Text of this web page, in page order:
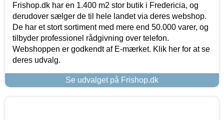
Frishop.dk har en 1.400 m2 stor butik i Fredericia, og
derudover sælger de til hele landet via deres webshop.
De har et stort sortiment med mere end 50.000 varer, og
tilbyder professionel rådgivning over telefon.
Webshoppen er godkendt af E-mærket. Klik her for at se
deres udvalg.
Se udvalget på Frishop.dk